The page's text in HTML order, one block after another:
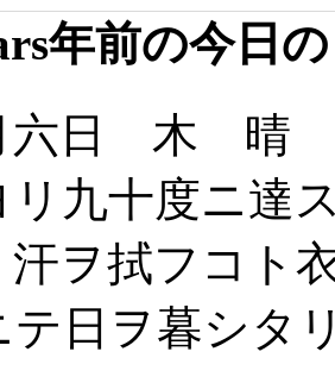
年前の今日
日 木 晴
リ九十度ニ
ヲ拭フコト
テ日ヲ暮シタ